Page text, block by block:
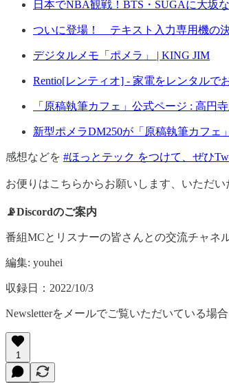
日本でNBA観戦！BTS・SUGAに大坂
ついに登場！ テキスト入力専用機の
デジタルメモ「ポメラ」 | KING JIM
Rentio[レンティオ] - 家電をレンタルで
「原稿執筆カフェ」公式ページ : 高円
新型ポメラDM250が「原稿執筆カフェ
感想などを #ほっとテック をつけて、ぜひ
お便りはこちらからお願いします、いただ
📡Discordのご案内
番組MCとリスナーの皆さんとの交流チャネ
編集: youhei
収録日：2022/10/3
Newsletterをメールでご覧いただいている場
1